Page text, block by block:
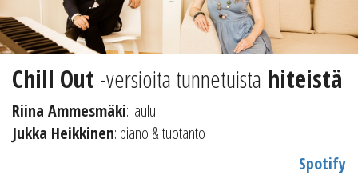
Chill Out -versioita tunnetuista hiteistä
Riina Ammesmäki: laulu
Jukka Heikkinen: piano & tuotanto
Spotify